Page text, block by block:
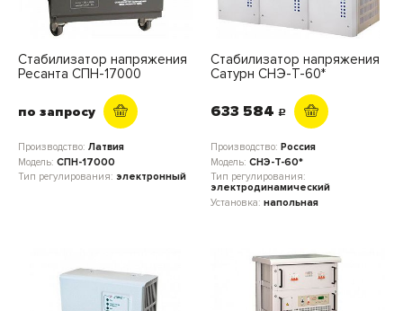
Стабилизатор напряжения
Ресанта СПН-17000
по запросу
Производство: Латвия
Модель: СПН-17000
Тип регулирования: электронный
Стабилизатор напряжения
Сатурн СНЭ-Т-60*
633 584 c
Производство: Россия
Модель: СНЭ-Т-60*
Тип регулирования:
электродинамический
Установка: напольная